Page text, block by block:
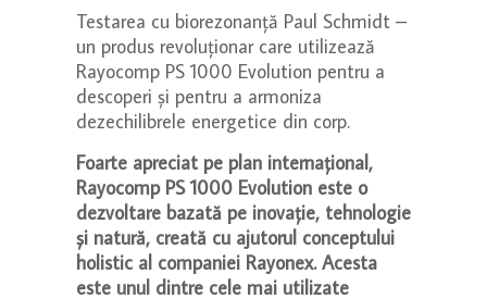
Testarea cu biorezonanță Paul Schmidt –
un produs revoluționar care utilizează
Rayocomp PS 1000 Evolution pentru a
descoperi și pentru a armoniza
dezechilibrele energetice din corp.
Foarte apreciat pe plan internațional,
Rayocomp PS 1000 Evolution este o
dezvoltare bazată pe inovație, tehnologie
și natură, creată cu ajutorul conceptului
holistic al companiei Rayonex. Acesta
este unul dintre cele mai utilizate